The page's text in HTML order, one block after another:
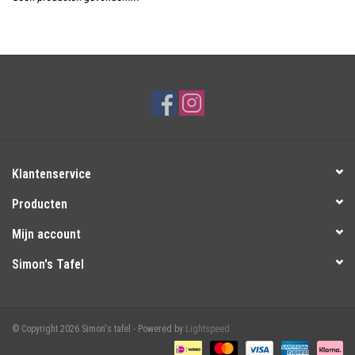
Cadeaubonnen
Klantenservice
Producten
Mijn account
Simon's Tafel
© Copyright 2026 Simon's tafel - Powered by Lightspeed